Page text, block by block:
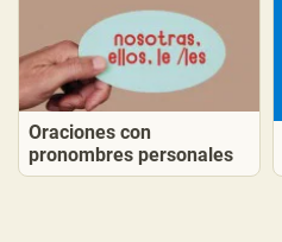
Oraciones con
pronombres personales